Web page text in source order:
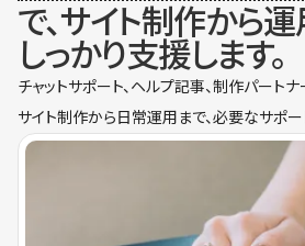
で、サイト制作から
しっかり支援します。
チャットサポート、ヘルプ記事、制作パートナ
サイト制作から日常運用まで、必要なサポー